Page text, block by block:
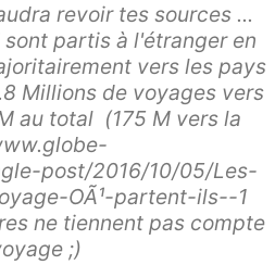
revoir tes sources ...
partis à l'étranger en
vers les pays
Millions de voyages vers
au total (175 M vers la
post/2016/10/05/Les-
OÃ¹-partent-ils--1
ne tiennent pas compte
;)